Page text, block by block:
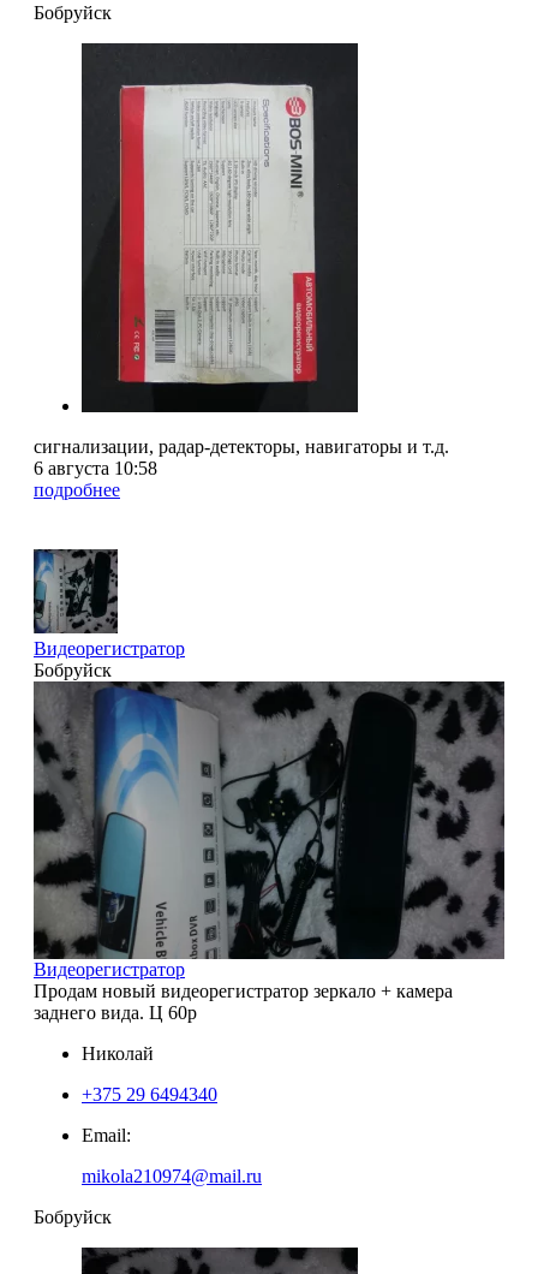
Бобруйск
сигнализации, радар-детекторы, навигаторы и т.д.
6 августа 10:58
подробнее
Видеорегистратор
Бобруйск
Видеорегистратор
Продам новый видеорегистратор зеркало + камера
заднего вида. Ц 60р
Николай
+375 29 6494340
Email:
mikola210974@mail.ru
Бобруйск